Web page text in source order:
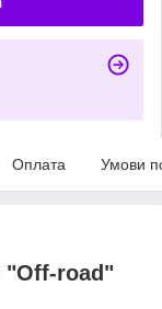
Оплата Умови
"Off-road"